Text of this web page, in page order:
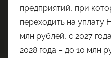
предприятий, при
переходить на уплату
млн рублей, с 2027
2028 года – до 10 млн